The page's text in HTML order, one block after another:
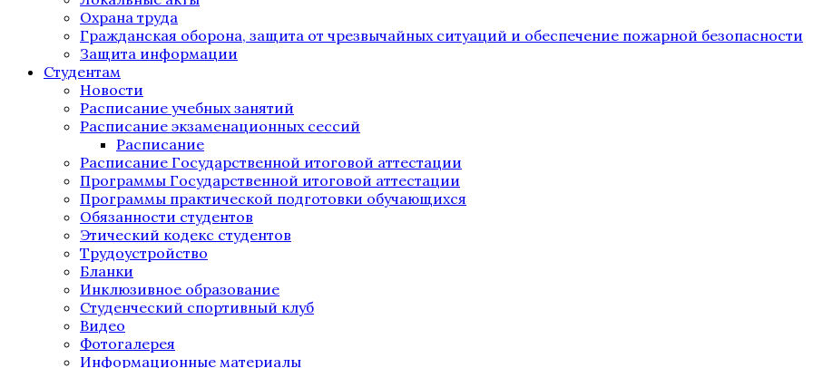
Охрана труда
Гражданская оборона, защита от чрезвычайных ситуаций и обеспечение пожарной безопасности
Защита информации
Студентам
Новости
Расписание учебных занятий
Расписание экзаменационных сессий
Расписание
Расписание Государственной итоговой аттестации
Программы Государственной итоговой аттестации
Программы практической подготовки обучающихся
Обязанности студентов
Этический кодекс студентов
Трудоустройство
Бланки
Инклюзивное образование
Студенческий спортивный клуб
Видео
Фотогалерея
Информационные материалы